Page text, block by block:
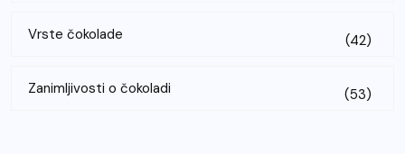
Vrste čokolade (42)
Zanimljivosti o čokoladi (53)